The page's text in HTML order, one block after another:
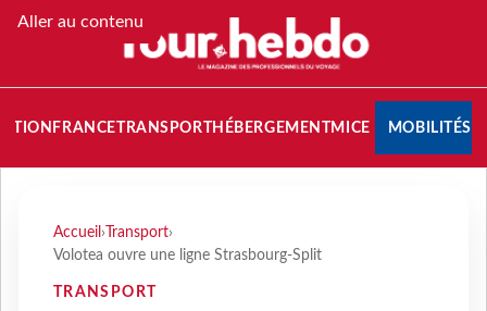
Aller au contenu
FRANCETRANSPORT HÉBERGEMENTMICE MOBILITÉS
Accueil › Transport›
Volotea ouvre une ligne Strasbourg-Split
TRANSPORT